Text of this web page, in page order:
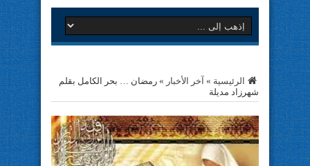
الرئيسية » آخر الأخبار » رمضان … بحر الكامل بقلم
شهرزاد مديلة